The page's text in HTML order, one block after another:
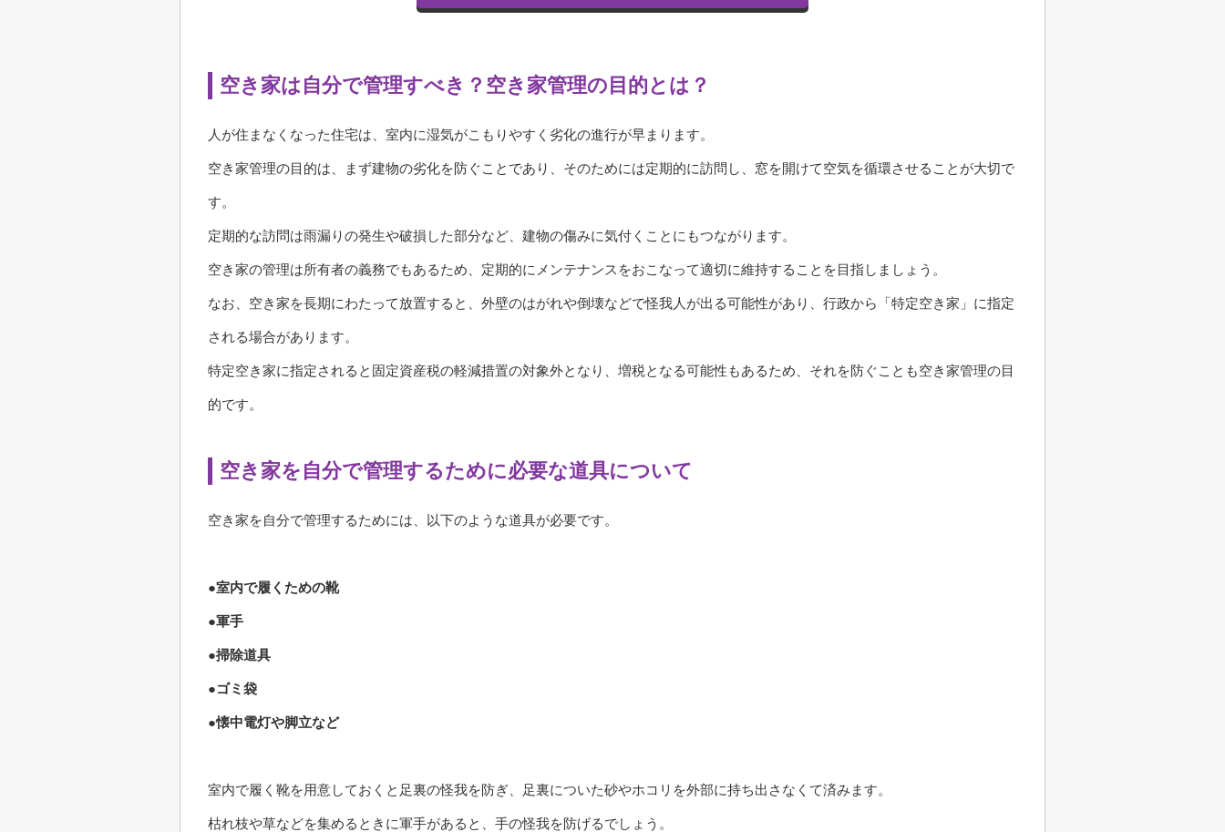
空き家は自分で管理すべき？空き家管理の目的とは？
人が住まなくなった住宅は、室内に湿気がこもりやすく劣化の進行が早まります。
空き家管理の目的は、まず建物の劣化を防ぐことであり、そのためには定期的に訪問し、窓を開けて空気を循環させることが大切で
す。
定期的な訪問は雨漏りの発生や破損した部分など、建物の傷みに気付くことにもつながります。
空き家の管理は所有者の義務でもあるため、定期的にメンテナンスをおこなって適切に維持することを目指しましょう。
なお、空き家を長期にわたって放置すると、外壁のはがれや倒壊などで怪我人が出る可能性があり、行政から「特定空き家」に指定
される場合があります。
特定空き家に指定されると固定資産税の軽減措置の対象外となり、増税となる可能性もあるため、それを防ぐことも空き家管理の目
的です。
空き家を自分で管理するために必要な道具について
空き家を自分で管理するためには、以下のような道具が必要です。
●室内で履くための靴
●軍手
●掃除道具
●ゴミ袋
●懐中電灯や脚立など
室内で履く靴を用意しておくと足裏の怪我を防ぎ、足裏についた砂やホコリを外部に持ち出さなくて済みます。
枯れ枝や草などを集めるときに軍手があると、手の怪我を防げるでしょう。